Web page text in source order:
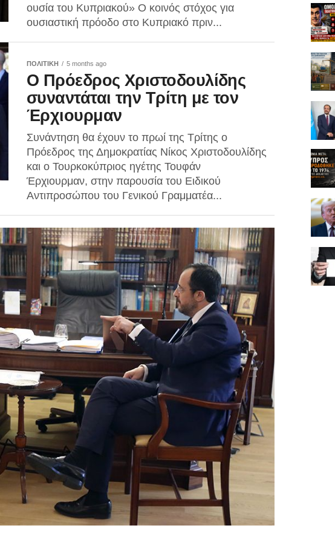
ουσία του Κυπριακού» Ο κοινός στόχος για
ουσιαστική πρόοδο στο Κυπριακό πριν...
ΠΟΛΙΤΙΚΗ 5 months ago
Ο Πρόεδρος Χριστοδουλίδης
συναντάται την Τρίτη με τον
Έρχιουρμαν
Συνάντηση θα έχουν το πρωί της Τρίτης ο
Πρόεδρος της Δημοκρατίας Νίκος Χριστοδουλίδης
και ο Τουρκοκύπριος ηγέτης Τουφάν
Έρχιουρμαν, στην παρουσία του Ειδικού
Αντιπροσώπου του Γενικού Γραμματέα...